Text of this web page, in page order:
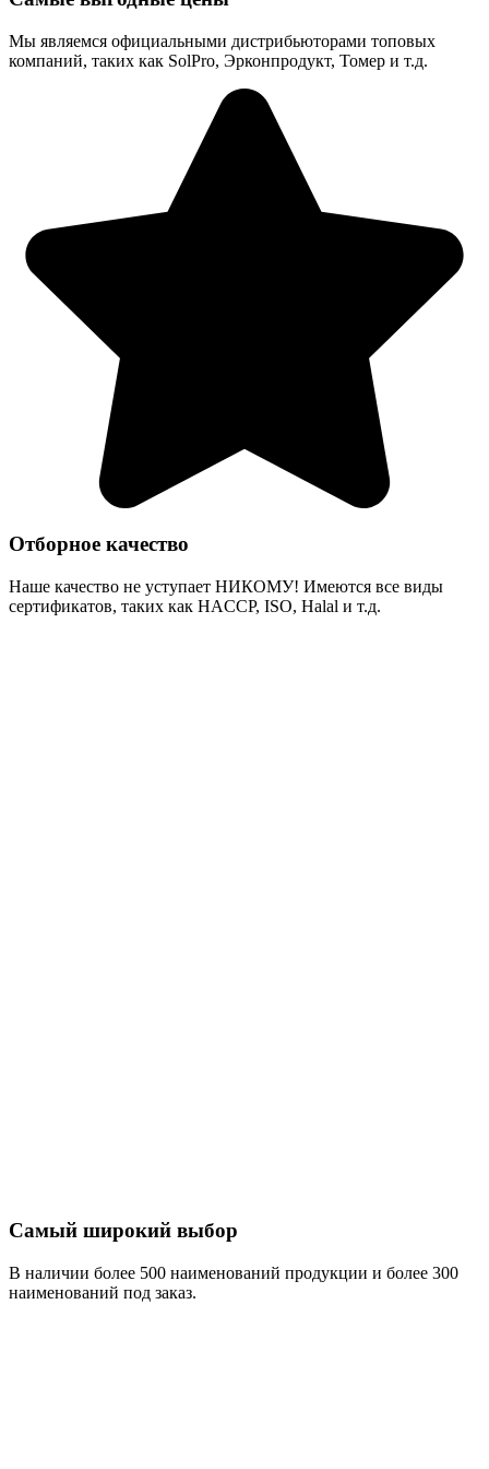
Мы являемся официальными дистрибьюторами топовых
компаний, таких как SolPro, Эрконпродукт, Томер и т.д.
Отборное качество
Наше качество не уступает НИКОМУ! Имеются все виды
сертификатов, таких как HACCP, ISO, Halal и т.д.
Самый широкий выбор
В наличии более 500 наименований продукции и более 300
наименований под заказ.